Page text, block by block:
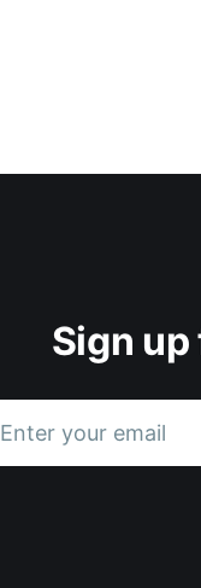
Sign
Enter your email